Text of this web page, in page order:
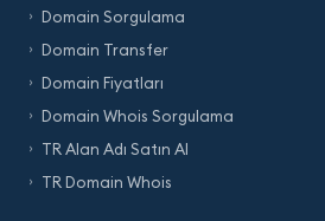
Domain Sorgulama
Domain Transfer
Domain Fiyatları
Domain Whois Sorgulama
TR Alan Adı Satın Al
TR Domain Whois